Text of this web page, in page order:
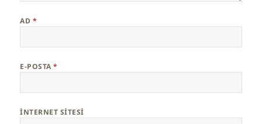
AD *
E-POSTA*
İNTERNET SITESI